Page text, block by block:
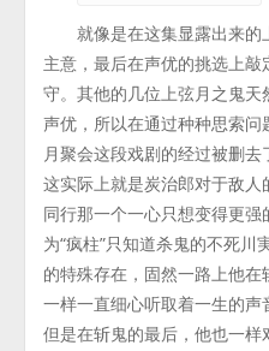
就像是在这集显露出来
主意，最后在声优的挑选上
守。其他的几位上弦月之鬼
声优，所以在通过种种思索
月聚会这段戏剧的经过被删去
这实际上就是炭治郎对于敌
同行那一个一心只想变得更
为“疯柱”只知道杀鬼的不死川
的特殊存在，固然一路上他
一样一直细心听取着一生的声
但是在斩鬼的最后，他也一样